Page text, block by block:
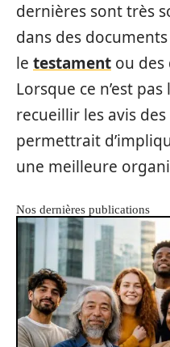
dernières sont très
dans des
le testament ou des
Lorsque ce n’est
recueillir les avis des
permettrait
une meilleure
Nos dernières publications